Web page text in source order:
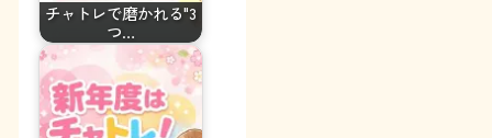
チャトレで磨かれる"3
つ…